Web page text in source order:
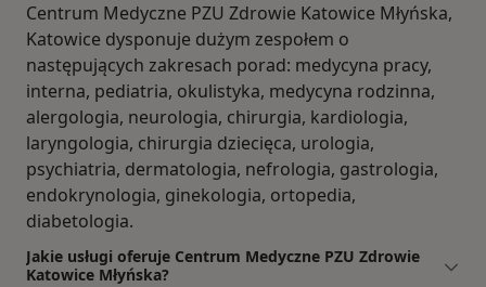
Centrum Medyczne PZU Zdrowie Katowice Młyńska,
Katowice dysponuje dużym zespołem o
następujących zakresach porad: medycyna pracy,
interna, pediatria, okulistyka, medycyna rodzinna,
alergologia, neurologia, chirurgia, kardiologia,
laryngologia, chirurgia dziecięca, urologia,
psychiatria, dermatologia, nefrologia, gastrologia,
endokrynologia, ginekologia, ortopedia,
diabetologia.
Jakie usługi oferuje Centrum Medyczne PZU Zdrowie
Katowice Młyńska?